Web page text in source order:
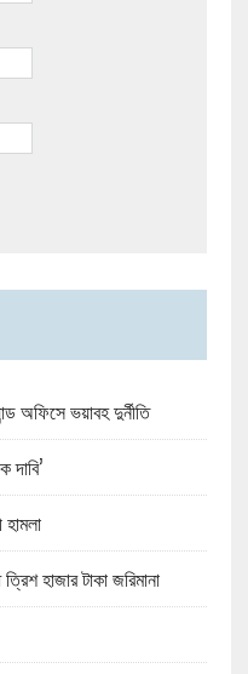
অফিসে ভয়াবহ দুর্নীতি
হাজার টাকা জরিমানা